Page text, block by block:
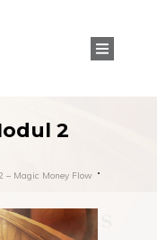
2
– Magic Money Flow